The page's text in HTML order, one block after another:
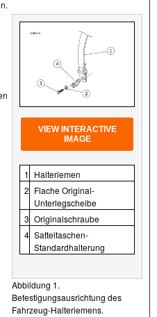
VIEW INTERACTIVE
IMAGE
1 Halteriemen
2 Flache Original-
Unterlegscheibe
3 Originalschraube
4 Satteltaschen-
Standardhalterung
Abbildung 1.
Befestigungsausrichtung des
Fahrzeug-Halteriemens.